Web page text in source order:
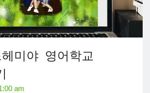
미야 영어학교
am